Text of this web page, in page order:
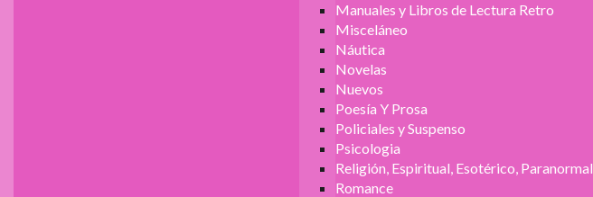
Manuales y Libros de Lectura Retro
Misceláneo
Náutica
Novelas
Nuevos
Poesía Y Prosa
Policiales y Suspenso
Psicologia
Religión, Espiritual, Esotérico, Paranormal
Romance